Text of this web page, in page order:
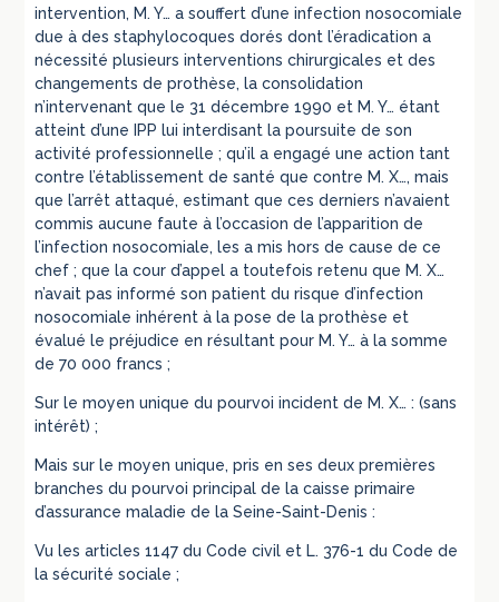
intervention, M. Y… a souffert d’une infection nosocomiale
due à des staphylocoques dorés dont l’éradication a
nécessité plusieurs interventions chirurgicales et des
changements de prothèse, la consolidation
n’intervenant que le 31 décembre 1990 et M. Y… étant
atteint d’une IPP lui interdisant la poursuite de son
activité professionnelle ; qu’il a engagé une action tant
contre l’établissement de santé que contre M. X…, mais
que l’arrêt attaqué, estimant que ces derniers n’avaient
commis aucune faute à l’occasion de l’apparition de
l’infection nosocomiale, les a mis hors de cause de ce
chef ; que la cour d’appel a toutefois retenu que M. X…
n’avait pas informé son patient du risque d’infection
nosocomiale inhérent à la pose de la prothèse et
évalué le préjudice en résultant pour M. Y… à la somme
de 70 000 francs ;
Sur le moyen unique du pourvoi incident de M. X… : (sans
intérêt) ;
Mais sur le moyen unique, pris en ses deux premières
branches du pourvoi principal de la caisse primaire
d’assurance maladie de la Seine-Saint-Denis :
Vu les articles 1147 du Code civil et L. 376-1 du Code de
la sécurité sociale ;